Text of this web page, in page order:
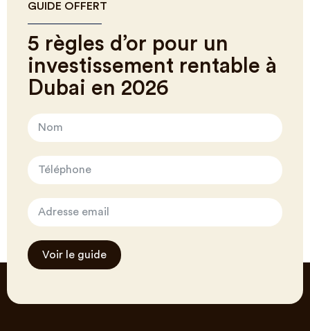
GUIDE OFFERT
5 règles d’or pour un
investissement rentable à
Dubai en 2026
Voir le guide